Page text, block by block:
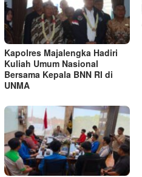
Kapolres Majalengka Hadiri
Kuliah Umum Nasional
Bersama Kepala BNN RI di
UNMA